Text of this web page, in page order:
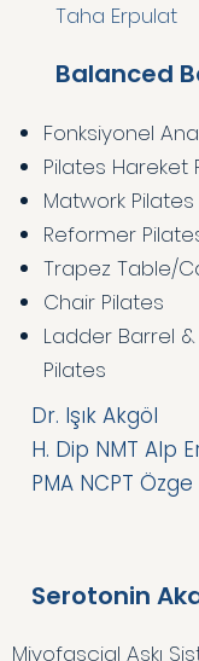
Taha Erpulat
Balanced
Fonksiyonel
Pilates Hareket
Matwork Pilates
Reformer
Trapez Table/
Chair Pilates
Ladder Barrel
Pilates
Dr. Işık Akgöl
H. Dip NMT Alp
PMA NCPT
Serotonin
Miyofascial Askı